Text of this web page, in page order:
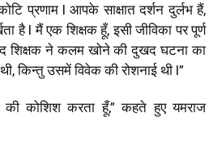
प्रणाम l आपके साक्षात दर्शन दुर्लभ हैं,
है l मैं एक शिक्षक हूँ, इसी जीविका पर पूर्ण
शिक्षक ने कलम खोने की दुखद घटना का
किन्तु उसमें विवेक की रोशनाई थी l”
कोशिश करता हूँ,” कहते हुए यमराज